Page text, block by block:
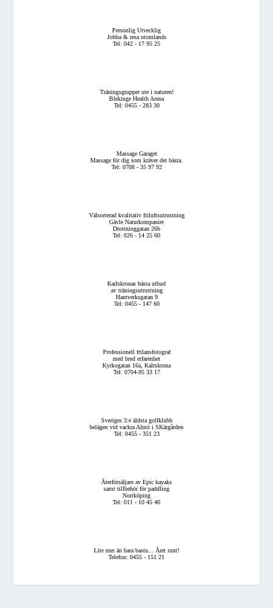
Personlig Utvecklig
Jobba & resa utomlands
Tel: 042 - 17 95 25
Träningsgrupper ute i naturen!
Blekinge Health Arena
Tel: 0455 - 283 30
Massage Garaget
Massage för dig som kräver det bästa.
Tel: 0708 - 35 97 92
Välsorterad kvalitativ friluftsutrustning
Gävle Naturkompaniet
Drottninggatan 26b
Tel: 026 - 14 25 60
Karlskronas bästa utbud
av träningsutrustning
Hantverksgatan 9
Tel: 0455 - 147 60
Professionell frilansfotograf
med bred erfarenhet
Kyrkogatan 16a, Kalrskrona
Tel: 0704-95 33 17
Sveriges 3:e äldsta golfklubb
belägen vid vackra Almö i SKärgården
Tel: 0455 - 351 23
Återförsäljare av Epic kayaks
samt tillbehör för paddling
Norrköping
Tel: 011 - 10 45 40
Lite mer än bara bastu... Året runt!
Telefon: 0455 - 151 21